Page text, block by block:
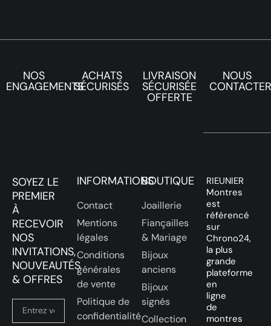
NOS
ENGAGEMENTS
ACHATS
SÉCURISÉS
LIVRAISON
SÉCURISÉE
OFFERTE
NOUS
CONTACTER
SOYEZ LE
PREMIER
À
RECEVOIR
NOS
INVITATIONS,
NOUVEAUTÉS
& OFFRES
INFORMATIONS
Contact
Mentions
légales
Conditions
générales
de vente
Politique de
confidentialité
BOUTIQUE
Joaillerie
Fiançailles
& Mariage
Bijoux
anciens
Bijoux
signés
Collection
RIEUNIER
Montres
est
référencé
sur
Chrono24,
la plus
grande
plateforme
en
ligne
de
montres